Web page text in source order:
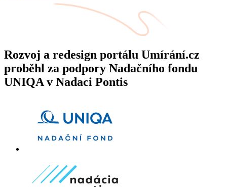
Rozvoj a redesign portálu Umírání.cz
proběhl za podpory Nadačního fondu
UNIQA v Nadaci Pontis